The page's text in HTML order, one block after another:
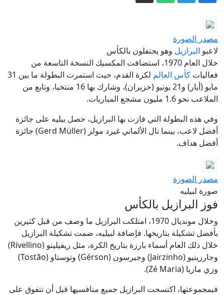
الاحتياطيات لم تعد السلاح الوحيد
واشنطن تشدد الحصار البحري على إيران
وتغيّر مسار عشرات السفن
أثناء وجود ترمب.. اعتراض طائرتين اقتربتا
من نادي الغولف
‏«الشؤون الإسلامية والأوقاف والزكاة»
تعلن عن موعد التسجيل لموسم الحج
مصدر الصورة
لاعبو البرازيل وهو يحتفلون بالكأس
خلال العام 1970، استضافت المكسيك النسخة التاسعة من
فعاليات كأس العالم
لكرة القدم، حيث استمرت البطولة ما بين 31
مايو (أيار) و21 يونيو (حزيران)، وشارك بها 16 منتخبا، وتابع من
الملاعب نحو 1.6 مليون مشجع المباريات.
وفي هذه البطولة التي فازت بها البرازيل، حصل بيليه على جائزة
أفضل لاعب، بينما نال الألماني غيرد مولر (Gerd Müller) جائزة
أفضل هداف.
مصدر الصورة
صورة لبيليه
فوز البرازيل بالكأس
وخلال مونديال 1970، امتلكت البرازيل ما وصف من قبل كثيرين
بأفضل تشكيلة بتاريخها. فإضافة لبيليه، ضمت تشكيلة البرازيل
خلال ذلك العام أسماء بارزة بتاريخ الكرة، مثل ريفيلينو (Rivellino)
وجارزينيو (Jairzinho) وجيرسون (Gérson) وتوستاو (Tostão)
وزي ماريا (Zé Maria).
فبمجموعتها، اكتسحت البرازيل جميع منافسيها قبل أن تتفوق على